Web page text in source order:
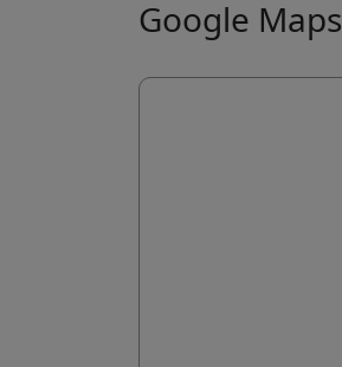
Google Maps